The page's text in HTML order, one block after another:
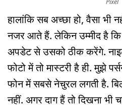
हालांकि सब अच्छा हो, वैसा भी
नजर आते हैं. लेकिन उम्मीद है कि
अपडेट से उसको ठीक करेंगे.
फोटो में तो मास्टरी है ही. मुझे
फोन में सबसे नेचुरल लगती है.
नहीं. अगर दाग हैं तो दिखना भी